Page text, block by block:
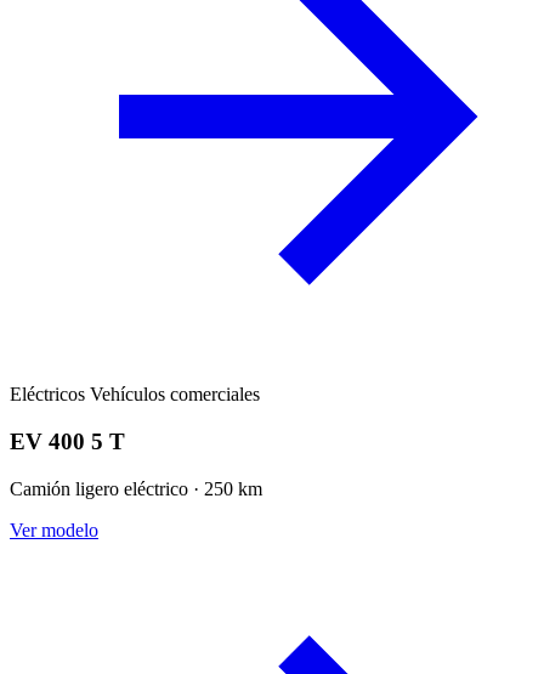
Eléctricos Vehículos comerciales
EV 400 5 T
Camión ligero eléctrico · 250 km
Ver modelo